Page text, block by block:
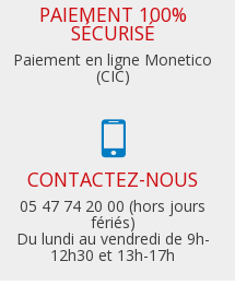
PAIEMENT 100%
SÉCURISÉ
Paiement en ligne Monetico
(CIC)
CONTACTEZ-NOUS
05 47 74 20 00 (hors jours
fériés)
Du lundi au vendredi de 9h-
12h30 et 13h-17h